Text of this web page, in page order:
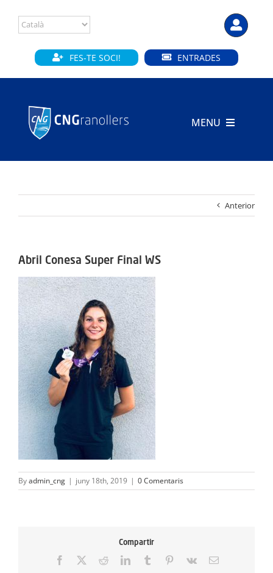
content
FES-TE SOCI! ENTRADES
MENU
SECCIONS
ACTIVITATS
SERVEIS
INFANTS
BLOG
EMPRESES
CONTACTE
Anterior
Abril Conesa Super Final WS
Byadmin_cng | juny 18th, 2019 | 0 Comentaris
Compartir
Facebook RedditLinkedInTumblr Pinterest
Vk Email: